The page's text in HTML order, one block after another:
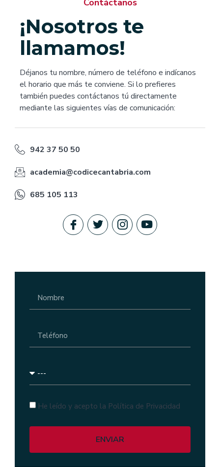
Contáctanos
¡Nosotros te
llamamos!
Déjanos tu nombre, número de teléfono e indícanos
el horario que más te conviene. Si lo prefieres
también puedes contáctanos tú directamente
mediante las siguientes vías de comunicación:
942 37 50 50
academia@codicecantabria.com
685 105 113
He leído y acepto la Política de Privacidad
ENVIAR